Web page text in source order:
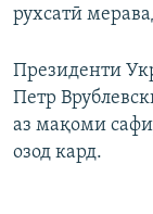
рухсатӣ
Президенти
Петр
аз мақоми
озод кард.